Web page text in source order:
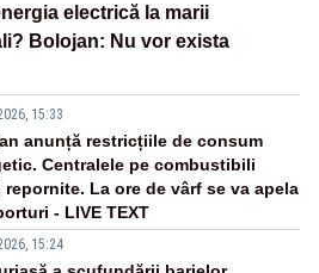
electrică la marii
Bolojan: Nu vor exista
15:33
anunță restricțiile de consum
Centralele pe combustibili
La ore de vârf se va apela
- LIVE TEXT
15:24